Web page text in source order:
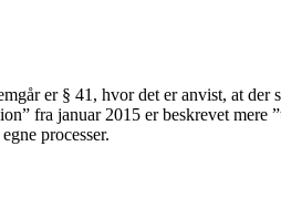
er § 41, hvor det er anvist, at der
fra januar 2015 er beskrevet
processer.